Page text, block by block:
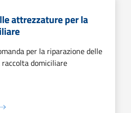
attrezzature per la
per la riparazione delle
domiciliare